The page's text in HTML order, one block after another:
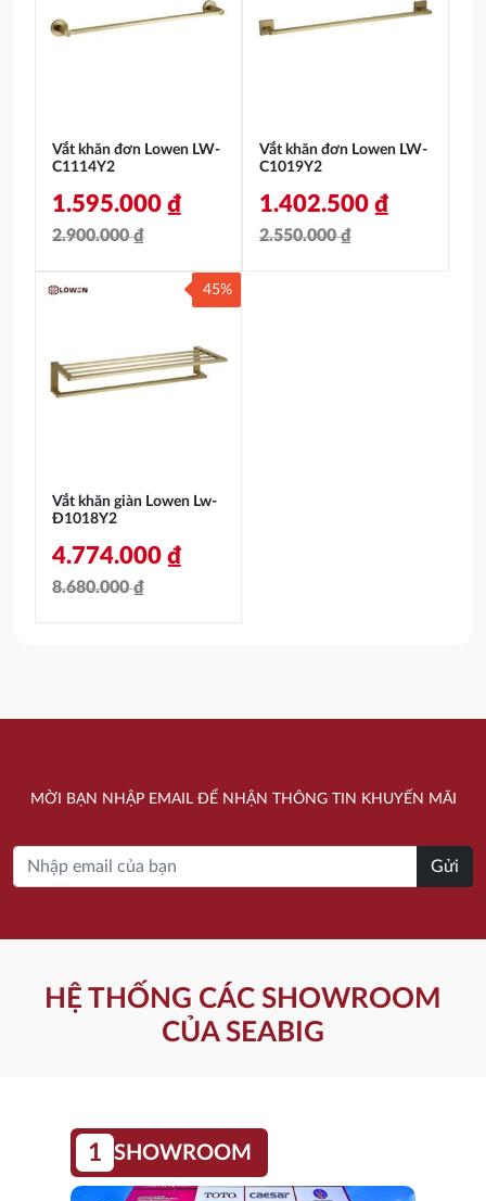
2.900.000 ₫.
là:
7.700.000 ₫.
là:
Vắt khăn đơn Lowen LW-
C1114Y2
2.900.000₫
gốc
2.900.000 ₫.
1.595.000 ₫
hiện
là:
Vắt khăn đơn Lowen LW-
C1019Y2
2.550.000₫
1.402.500 ₫
Vắt khăn giàn Lowen Lw-
Đ1018Y2
8.680.000₫
8.680.000 ₫.
4.774.000 ₫
là:
45%
MỜI BẠN NHẬP EMAIL ĐỂ NHẬN THÔNG TIN KHUYẾN MÃI
Gửi
HỆ THỐNG CÁC SHOWROOM
CỦA SEABIG
1 SHOWROOM